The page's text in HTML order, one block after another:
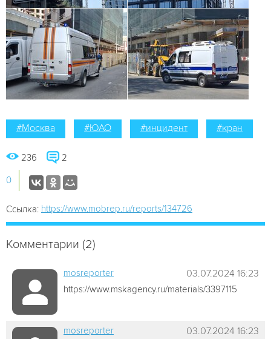
#Москва #ЮАО #инцидент #кран
236 2
0
Ссылка: https://www.mobrep.ru/reports/134726
Комментарии (2)
mosreporter 03.07.2024 16:23
https://www.mskagency.ru/materials/3397115
mosreporter 03.07.2024 16:23